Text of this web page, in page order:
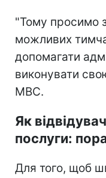
"Тому просимо
можливих
допомагати
виконувати
МВС.
Як
послуги:
Для того, щоб